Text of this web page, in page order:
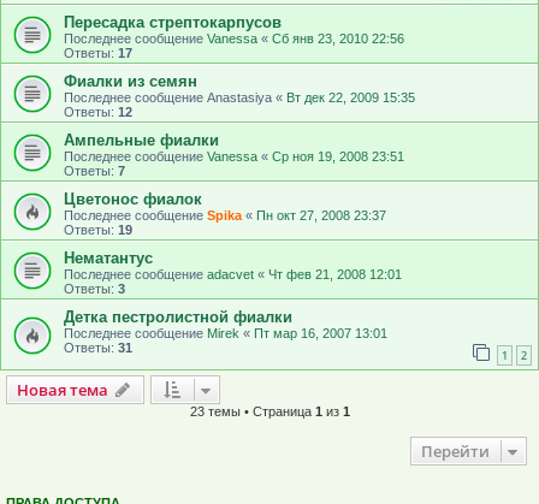
Пересадка стрептокарпусов
Последнее сообщение Vanessa « Сб янв 23, 2010 22:56
Ответы: 17
Фиалки из семян
Последнее сообщение Anastasiya « Вт дек 22, 2009 15:35
Ответы: 12
Ампельные фиалки
Последнее сообщение Vanessa « Ср ноя 19, 2008 23:51
Ответы: 7
Цветонос фиалок
Последнее сообщение Spika« Пн окт 27, 2008 23:37
Ответы: 19
Нематантус
Последнее сообщение adacvet « Чт фев 21, 2008 12:01
Ответы: 3
Детка пестролистной фиалки
Последнее сообщение Mirek « Пт мар 16, 2007 13:01
Ответы: 31 1 2
Новая тема
Новаятема
23 темы • Страница 1 из 1
Перейти